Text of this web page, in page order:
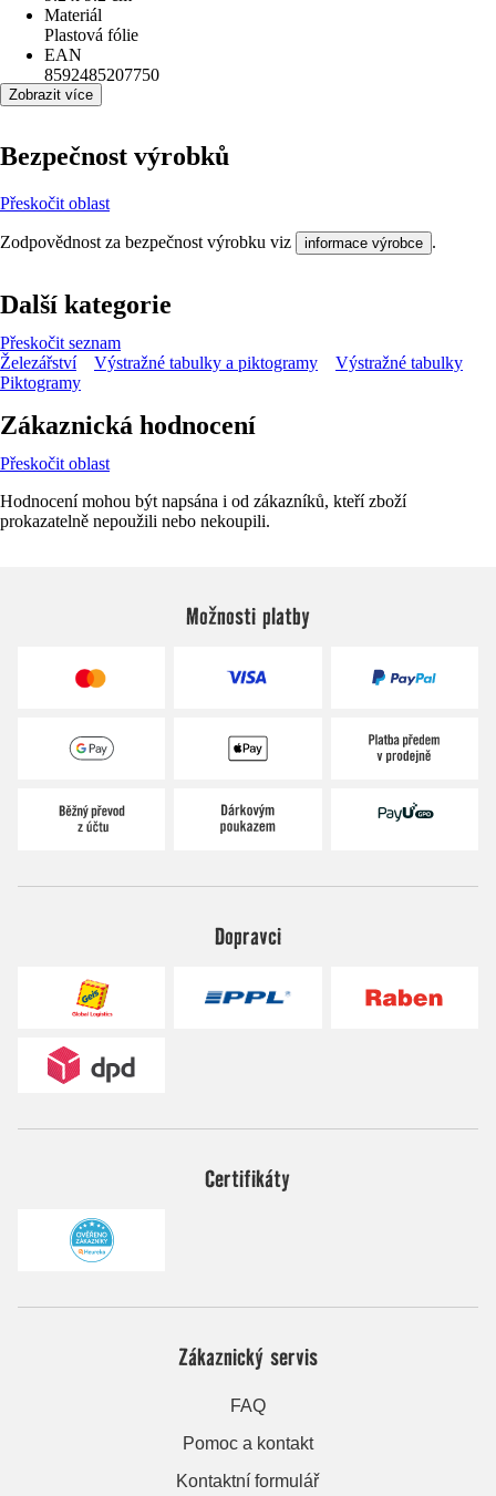
Materiál
Plastová fólie
EAN
8592485207750
Zobrazit více
Bezpečnost výrobků
Přeskočit oblast
Zodpovědnost za bezpečnost výrobku viz informace výrobce .
Další kategorie
Přeskočit seznam
Železářství
Výstražné tabulky a piktogramy
Výstražné tabulky
Piktogramy
Zákaznická hodnocení
Přeskočit oblast
Hodnocení mohou být napsána i od zákazníků, kteří zboží
prokazatelně nepoužili nebo nekoupili.
Možnosti platby
Dopravci
Certifikáty
Zákaznický servis
FAQ
Pomoc a kontakt
Kontaktní formulář